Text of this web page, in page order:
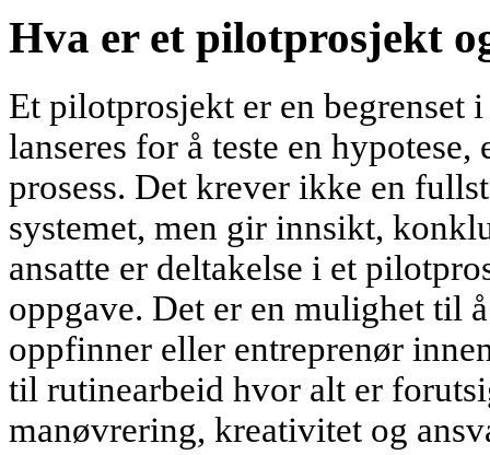
Hva er et pilotprosjekt
Et pilotprosjekt er en
lanseres for å teste en
prosess. Det krever ikke en
systemet, men gir innsikt,
ansatte er deltakelse i et
oppgave. Det er en mulighet til
oppfinner eller entreprenør
til rutinearbeid hvor alt er
manøvrering, kreativitet og